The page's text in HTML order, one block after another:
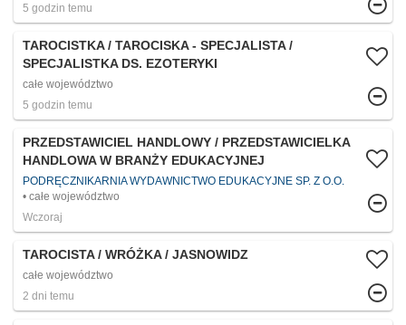
5 godzin temu
TAROCISTKA / TAROCISKA - SPECJALISTA /
SPECJALISTKA DS. EZOTERYKI
całe województwo
5 godzin temu
PRZEDSTAWICIEL HANDLOWY / PRZEDSTAWICIELKA
HANDLOWA W BRANŻY EDUKACYJNEJ
PODRĘCZNIKARNIA WYDAWNICTWO EDUKACYJNE SP. Z O.O.
całe województwo
Wczoraj
TAROCISTA / WRÓŻKA / JASNOWIDZ
całe województwo
2 dni temu